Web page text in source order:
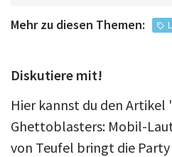
Mehr zu diesen Themen:
Diskutiere mit!
Hier kannst du den Artikel
Ghettoblasters: Mobil-
von Teufel bringt die